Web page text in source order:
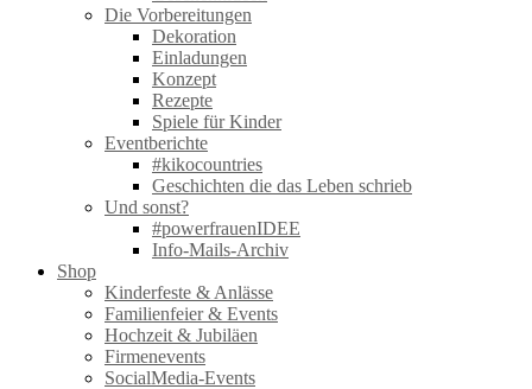
Die Vorbereitungen
Dekoration
Einladungen
Konzept
Rezepte
Spiele für Kinder
Eventberichte
#kikocountries
Geschichten die das Leben schrieb
Und sonst?
#powerfrauenIDEE
Info-Mails-Archiv
Shop
Kinderfeste & Anlässe
Familienfeier & Events
Hochzeit & Jubiläen
Firmenevents
SocialMedia-Events